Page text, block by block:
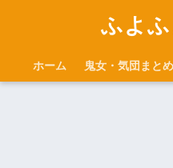
ふよふ
ホーム 鬼女・気団まと